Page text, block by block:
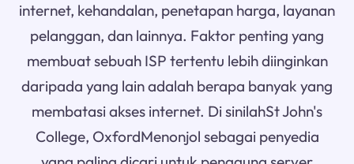
internet, kehandalan, penetapan harga, layanan
pelanggan, dan lainnya. Faktor penting yang
membuat sebuah ISP tertentu lebih diinginkan
daripada yang lain adalah berapa banyak yang
membatasi akses internet. Di sinilahSt John's
College, OxfordMenonjol sebagai penyedia